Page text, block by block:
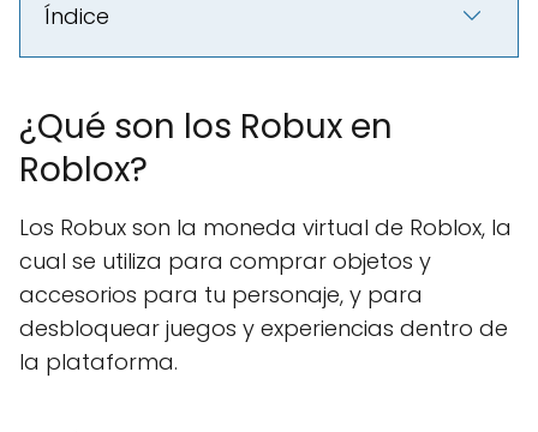
Índice
¿Qué son los Robux en
Roblox?
Los Robux son la moneda virtual de Roblox, la
cual se utiliza para comprar objetos y
accesorios para tu personaje, y para
desbloquear juegos y experiencias dentro de
la plataforma.